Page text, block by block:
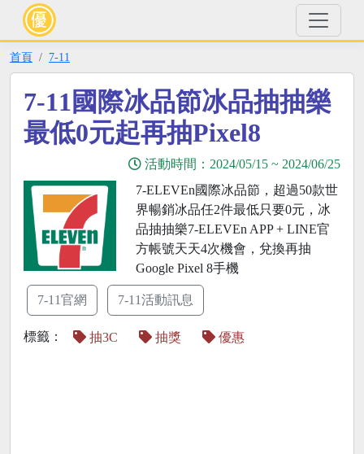
首頁 7-11
7-11國際冰品節冰品抽抽樂
最低0元起再抽Pixel8
活動時間： 2024/05/15 ~ 2024/06/25
7-ELEVEn國際冰品節，超過50款世
界暢銷冰品任2件最低只要0元，冰
品抽抽樂7-ELEVEn APP + LINE官
方帳號天天4次機會，兌換再抽
Google Pixel 8手機
7-11官網 7-11活動訊息
標籤： 抽3C 抽獎 優惠